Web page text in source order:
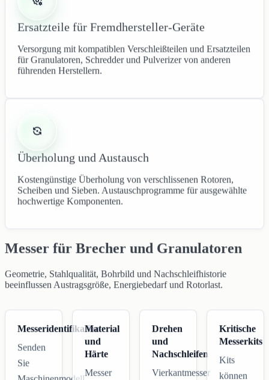
Ersatzteile für Fremdhersteller-Geräte
Versorgung mit kompatiblen Verschleißteilen und Ersatzteilen
für Granulatoren, Schredder und Pulverizer von anderen
führenden Herstellern.
Überholung und Austausch
Kostengünstige Überholung von verschlissenen Rotoren,
Scheiben und Sieben. Austauschprogramme für ausgewählte
hochwertige Komponenten.
Messer für Brecher und Granulatoren
Geometrie, Stahlqualität, Bohrbild und Nachschleifhistorie
beeinflussen Austragsgröße, Energiebedarf und Rotorlast.
Messeridentifikation
Senden
Sie
Material
und
Härte
Messer
Drehen
und
Nachschleifen
Vierkantmesser
Kritische
Messerkits
Kits
können